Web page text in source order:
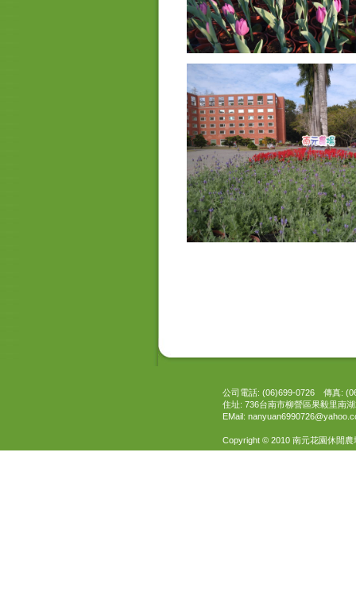
公司電話: (06)699-0726 傳真:
住址: 736台南市柳營區果毅里南
EMail:
Copyright © 2010 南元花園休閒